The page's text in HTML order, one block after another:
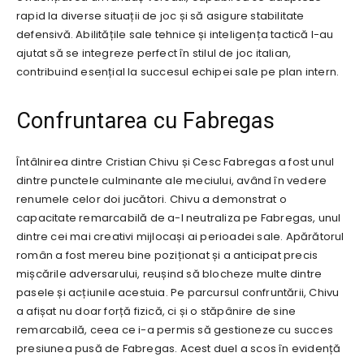
rapid la diverse situații de joc și să asigure stabilitate
defensivă. Abilitățile sale tehnice și inteligența tactică l-au
ajutat să se integreze perfect în stilul de joc italian,
contribuind esențial la succesul echipei sale pe plan intern.
Confruntarea cu Fabregas
Întâlnirea dintre Cristian Chivu și Cesc Fabregas a fost unul
dintre punctele culminante ale meciului, având în vedere
renumele celor doi jucători. Chivu a demonstrat o
capacitate remarcabilă de a-l neutraliza pe Fabregas, unul
dintre cei mai creativi mijlocași ai perioadei sale. Apărătorul
român a fost mereu bine poziționat și a anticipat precis
mișcările adversarului, reușind să blocheze multe dintre
pasele și acțiunile acestuia. Pe parcursul confruntării, Chivu
a afișat nu doar forță fizică, ci și o stăpânire de sine
remarcabilă, ceea ce i-a permis să gestioneze cu succes
presiunea pusă de Fabregas. Acest duel a scos în evidență